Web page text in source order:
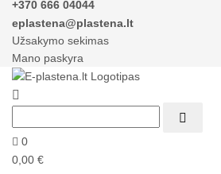
+370 666 04044
eplastena@plastena.lt
Užsakymo sekimas
Mano paskyra


0
0,00 €